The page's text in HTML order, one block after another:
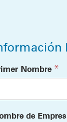
Nombre *
de